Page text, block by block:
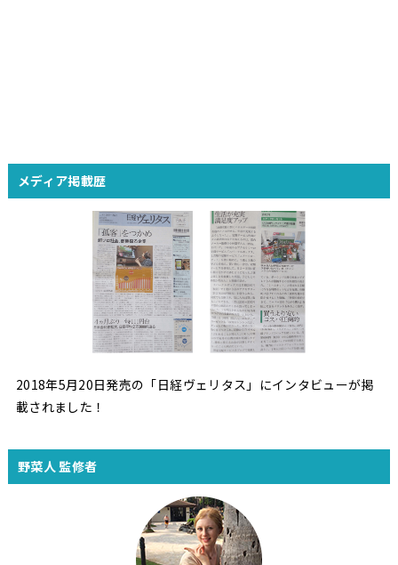
メディア掲載歴
2018年5月20日発売の「日経ヴェリタス」にインタビューが掲
載されました！
野菜人 監修者